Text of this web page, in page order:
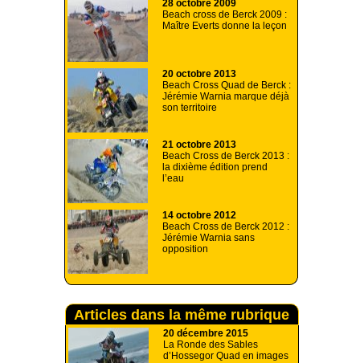
28 octobre 2009
Beach cross de Berck 2009 :
Maître Everts donne la leçon
20 octobre 2013
Beach Cross Quad de Berck :
Jérémie Warnia marque déjà
son territoire
21 octobre 2013
Beach Cross de Berck 2013 :
la dixième édition prend
l’eau
14 octobre 2012
Beach Cross de Berck 2012 :
Jérémie Warnia sans
opposition
Articles dans la même rubrique
20 décembre 2015
La Ronde des Sables
d’Hossegor Quad en images